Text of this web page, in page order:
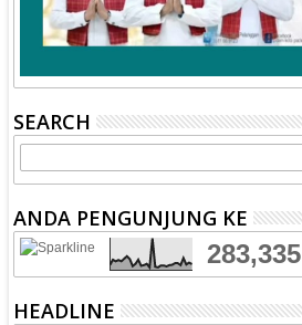
SEARCH
ANDA PENGUNJUNG KE
283,335
HEADLINE